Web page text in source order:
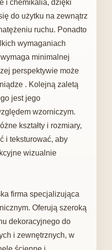
i chemikalia, dzięki
do użytku na zewnątrz
ruchu. Ponadto
wymaganiach
minimalnej
perspektywie może
. Kolejną zaletą
jest jego
wzorniczym.
kształty i rozmiary,
i teksturować, aby
wizualnie
firma specjalizująca
Oferują szeroką
dekoracyjnego do
i zewnętrznych, w